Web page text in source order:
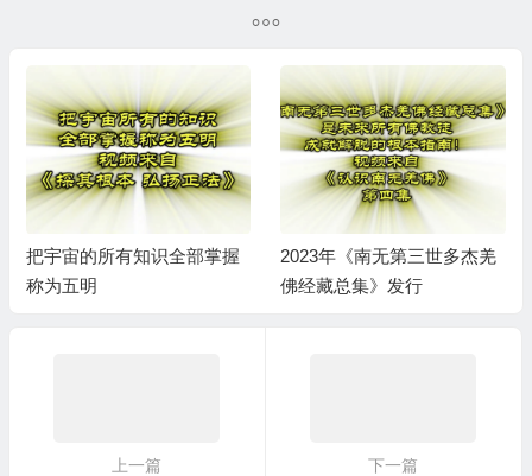
把宇宙的所有知识全部掌握
称为五明
2023年《南无第三世多杰羌
佛经藏总集》发行
上一篇
下一篇